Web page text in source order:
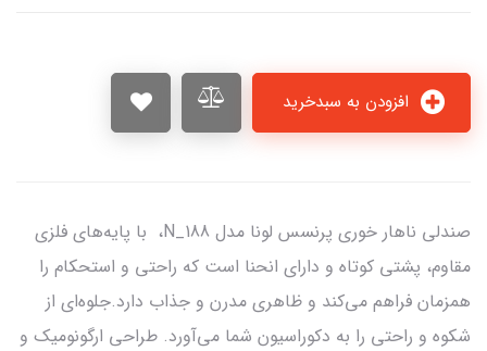
صندلی ناهار خوری پرنسس لونا مدل N_188، با پایه‌های فلزی
مقاوم، پشتی کوتاه و دارای انحنا است که راحتی و استحکام را
همزمان فراهم می‌کند و ظاهری مدرن و جذاب دارد.جلوه‌ای از
شکوه و راحتی را به دکوراسیون شما می‌آورد. طراحی ارگونومیک و